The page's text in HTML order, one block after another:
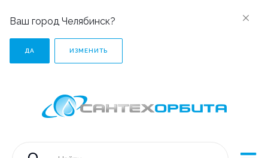
Ваш город Челябинск?
ДА ИЗМЕНИТЬ